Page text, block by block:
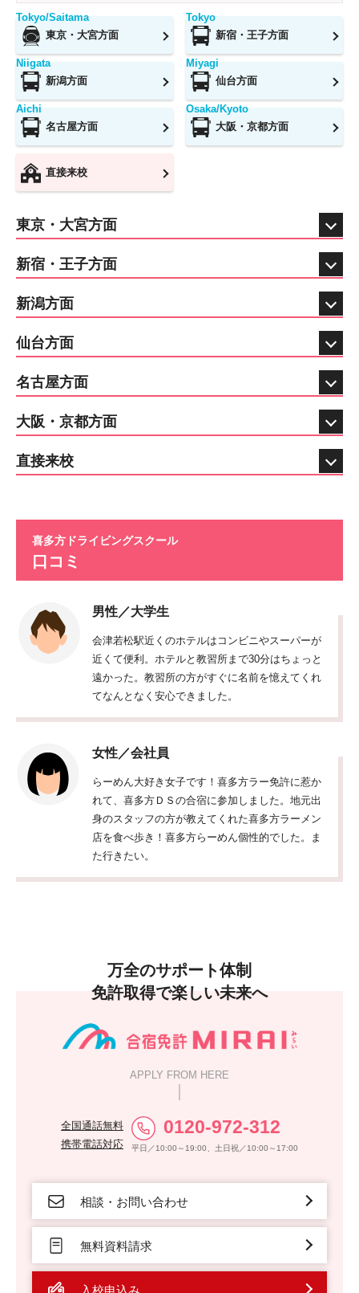
Tokyo/Saitama
東京・大宮方面
Tokyo
新宿・王子方面
Niigata
新潟方面
Miyagi
仙台方面
Aichi
名古屋方面
Osaka/Kyoto
大阪・京都方面
直接来校
東京・大宮方面
新宿・王子方面
新潟方面
仙台方面
名古屋方面
大阪・京都方面
直接来校
喜多方ドライビングスクール
口コミ
男性／大学生
会津若松駅近くのホテルはコンビニやスーパーが
近くて便利。ホテルと教習所まで30分はちょっと
遠かった。教習所の方がすぐに名前を憶えてくれ
てなんとなく安心できました。
女性／会社員
らーめん大好き女子です！喜多方ラー免許に惹か
れて、喜多方ＤＳの合宿に参加しました。地元出
身のスタッフの方が教えてくれた喜多方ラーメン
店を食べ歩き！喜多方らーめん個性的でした。ま
た行きたい。
万全のサポート体制
免許取得で楽しい未来へ
APPLY FROM HERE
全国通話無料
携帯電話対応
0120-972-312
平日／10:00～19:00、土日祝／10:00～17:00
相談・お問い合わせ
無料資料請求
入校申込み